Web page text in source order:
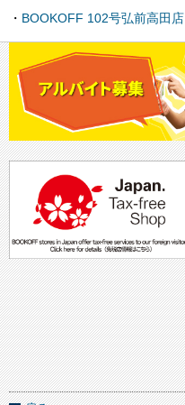
BOOKOFF 102号弘前高田店